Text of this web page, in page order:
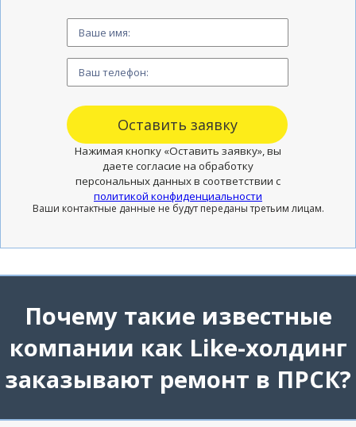
Нажимая кнопку «Оставить заявку», вы
даете согласие на обработку
персональных данных в соответствии с
политикой конфиденциальности
Ваши контактные данные не будут переданы третьим лицам.
Почему такие известные
компании как Like-холдинг
заказывают ремонт в ПРСК?